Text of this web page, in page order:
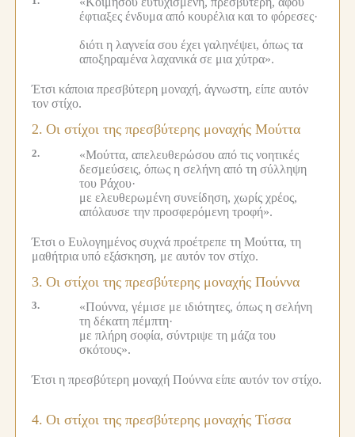
έφτιαξες ένδυμα από κουρέλια και το φόρεσες·
διότι η λαγνεία σου έχει γαληνέψει, όπως τα
αποξηραμένα λαχανικά σε μια χύτρα».
Έτσι κάποια πρεσβύτερη μοναχή, άγνωστη, είπε αυτόν
τον στίχο.
2. Οι στίχοι της πρεσβύτερης μοναχής Μούττα
2.
«Μούττα, απελευθερώσου από τις νοητικές
δεσμεύσεις, όπως η σελήνη από τη σύλληψη
του Ράχου·
με ελευθερωμένη συνείδηση, χωρίς χρέος,
απόλαυσε την προσφερόμενη τροφή».
Έτσι ο Ευλογημένος συχνά προέτρεπε τη Μούττα, τη
μαθήτρια υπό εξάσκηση, με αυτόν τον στίχο.
3. Οι στίχοι της πρεσβύτερης μοναχής Πούννα
3.
«Πούννα, γέμισε με ιδιότητες, όπως η σελήνη
τη δέκατη πέμπτη·
με πλήρη σοφία, σύντριψε τη μάζα του
σκότους».
Έτσι η πρεσβύτερη μοναχή Πούννα είπε αυτόν τον στίχο.
4. Οι στίχοι της πρεσβύτερης μοναχής Τίσσα